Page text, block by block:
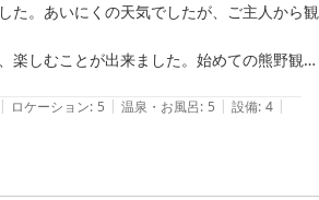
た。あいにくの天気でしたが、ご主人から観
楽しむことが出来ました。始めての熊野観光
温泉も非常に良かったです。
| ロケーション: 5 | 温泉・お風呂: 5 | 設備: 4 |